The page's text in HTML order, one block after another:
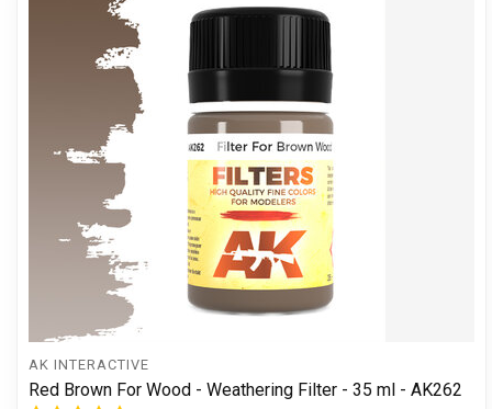
AK INTERACTIVE
Red Brown For Wood - Weathering Filter - 35 ml - AK262